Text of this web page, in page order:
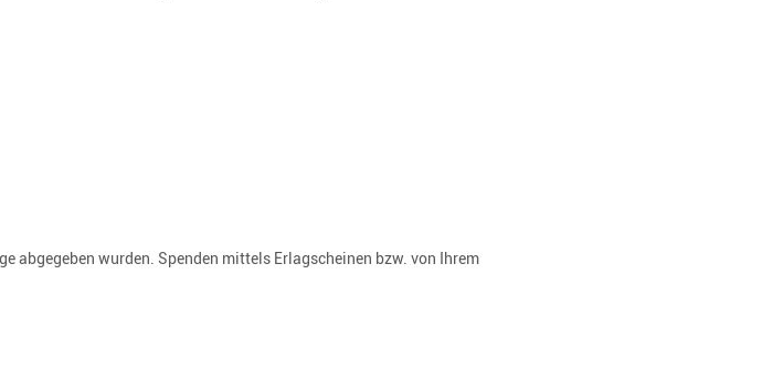
abgegeben wurden. Spenden mittels Erlagscheinen bzw. von Ihrem